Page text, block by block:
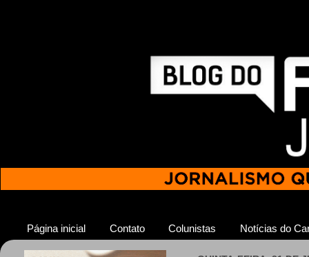
Página inicial Contato Colunistas Notícias do